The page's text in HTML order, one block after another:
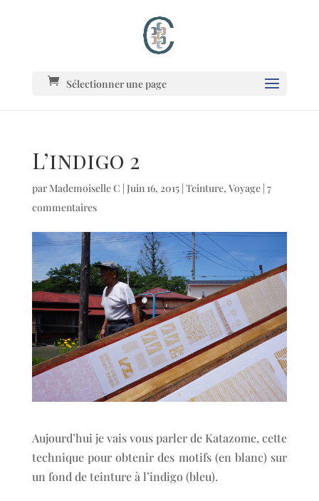
Sélectionner une page
L’indigo 2
par Mademoiselle C | Juin 16, 2015| Teinture, Voyage| 7
commentaires
Aujourd’hui je vais vous parler de Katazome, cette
technique pour obtenir des motifs (en blanc) sur
un fond de teinture à l’indigo (bleu).